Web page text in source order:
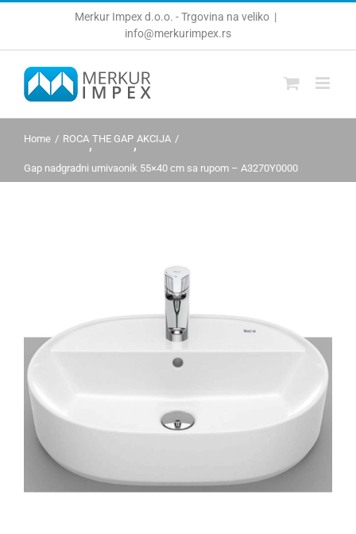
Merkur Impex d.o.o. - Trgovina na veliko |
info@merkurimpex.rs
Home ROCA,THE GAP,AKCIJA
Gap nadgradni umivaonik 55×40 cm sa rupom – A3270Y0000